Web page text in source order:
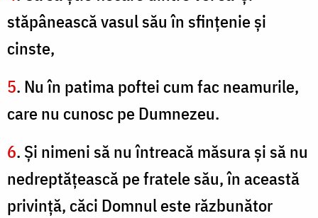
stăpânească vasul său în sfinţenie şi
cinste,
5. Nu în patima poftei cum fac neamurile,
care nu cunosc pe Dumnezeu.
6. Şi nimeni să nu întreacă măsura şi să nu
nedreptăţească pe fratele său, în această
privinţă, căci Domnul este răzbunător